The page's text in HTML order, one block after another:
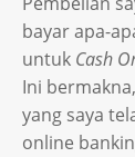
bayar apa-
untuk Cash
Ini
yang saya
online